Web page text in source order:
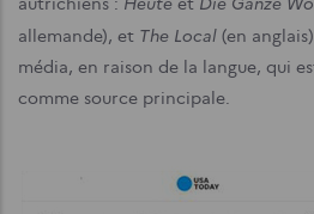
allemande), et The Local (en
média, en raison de la langue, qui
comme source principale.